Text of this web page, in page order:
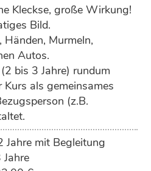
Kleckse, große Wirkung!
Bild.
Murmeln,
Autos.
bis 3 Jahre) rundum
als gemeinsames
(z.B.
die unsere Kreativität
Jahre mit Begleitung